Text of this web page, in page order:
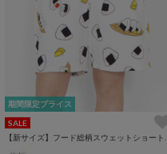
期間限定プライス
SALE